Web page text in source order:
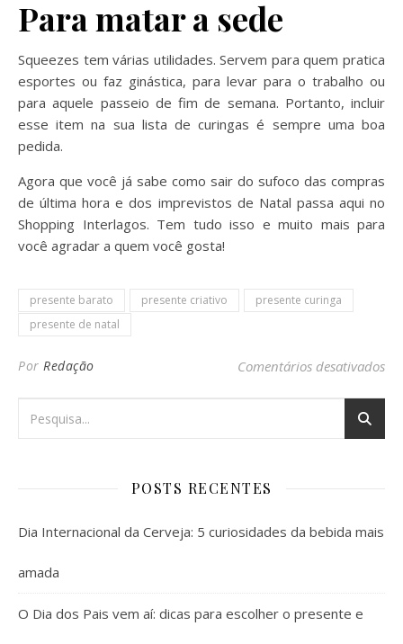
Para matar a sede
Squeezes tem várias utilidades. Servem para quem pratica
esportes ou faz ginástica, para levar para o trabalho ou
para aquele passeio de fim de semana. Portanto, incluir
esse item na sua lista de curingas é sempre uma boa
pedida.
Agora que você já sabe como sair do sufoco das compras
de última hora e dos imprevistos de Natal passa aqui no
Shopping Interlagos. Tem tudo isso e muito mais para
você agradar a quem você gosta!
presente barato presente criativo
presente curinga
presente de natal
Por Redação Comentários desativados
POSTS RECENTES
Dia Internacional da Cerveja: 5 curiosidades da bebida mais
amada
O Dia dos Pais vem aí: dicas para escolher o presente e